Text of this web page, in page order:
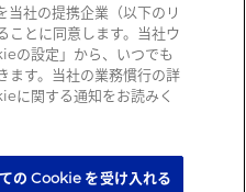
の疑いのある不審な電子メール、ソ
メッセージ、または電話を受信した
rights reserved.サイト利用規約
当社の提携企業（以下のリ
ことに同意します。当社ウ
の設定」から、いつでも
ます。当社の業務慣行の詳
に関する通知をお読みく
の Cookie を受け入れる